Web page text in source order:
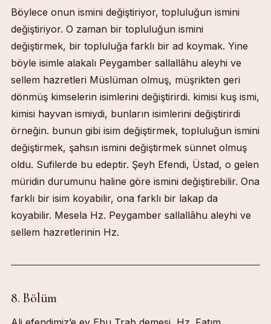
Böylece onun ismini değiştiriyor, topluluğun ismini
değiştiriyor. O zaman bir topluluğun ismini
değiştirmek, bir topluluğa farklı bir ad koymak. Yine
böyle isimle alakalı Peygamber sallallâhu aleyhi ve
sellem hazretleri Müslüman olmuş, müşrikten geri
dönmüş kimselerin isimlerini değiştirirdi. kimisi kuş ismi,
kimisi hayvan ismiydi, bunların isimlerini değiştirirdi
örneğin. bunun gibi isim değiştirmek, topluluğun ismini
değiştirmek, şahsın ismini değiştirmek sünnet olmuş
oldu. Sufilerde bu edeptir. Şeyh Efendi, Üstad, o gelen
müridin durumunu haline göre ismini değiştirebilir. Ona
farklı bir isim koyabilir, ona farklı bir lakap da
koyabilir. Mesela Hz. Peygamber sallallâhu aleyhi ve
sellem hazretlerinin Hz.
8. Bölüm